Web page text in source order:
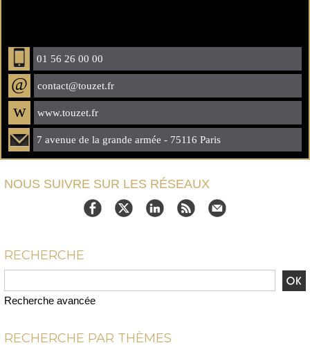
01 56 26 00 00
@ contact@touzet.fr
w www.touzet.fr
7 avenue de la grande armée - 75116 Paris
NOUS SUIVRE SUR LES RÉSEAUX
RECHERCHE
Recherche avancée
RECHERCHE PAR THÈMES